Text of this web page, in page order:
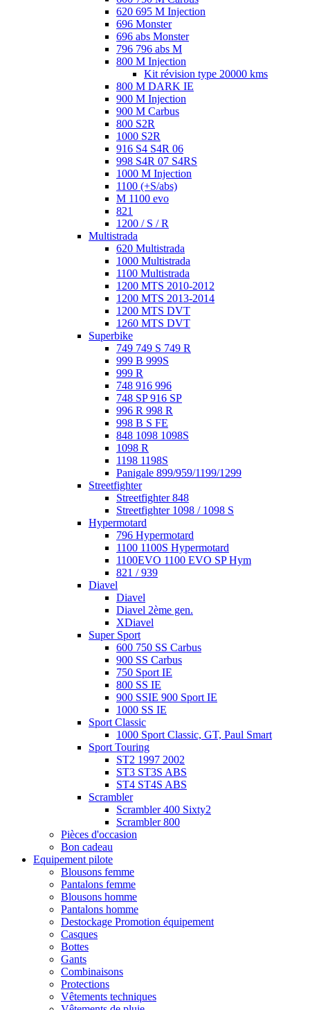
620 695 M Injection
696 Monster
696 abs Monster
796 796 abs M
800 M Injection
Kit révision type 20000 kms
800 M DARK IE
900 M Injection
900 M Carbus
800 S2R
1000 S2R
916 S4 S4R 06
998 S4R 07 S4RS
1000 M Injection
1100 (+S/abs)
M 1100 evo
821
1200 / S / R
Multistrada
620 Multistrada
1000 Multistrada
1100 Multistrada
1200 MTS 2010-2012
1200 MTS 2013-2014
1200 MTS DVT
1260 MTS DVT
Superbike
749 749 S 749 R
999 B 999S
999 R
748 916 996
748 SP 916 SP
996 R 998 R
998 B S FE
848 1098 1098S
1098 R
1198 1198S
Panigale 899/959/1199/1299
Streetfighter
Streetfighter 848
Streetfighter 1098 / 1098 S
Hypermotard
796 Hypermotard
1100 1100S Hypermotard
1100EVO 1100 EVO SP Hym
821 / 939
Diavel
Diavel
Diavel 2ème gen.
XDiavel
Super Sport
600 750 SS Carbus
900 SS Carbus
750 Sport IE
800 SS IE
900 SSIE 900 Sport IE
1000 SS IE
Sport Classic
1000 Sport Classic, GT, Paul Smart
Sport Touring
ST2 1997 2002
ST3 ST3S ABS
ST4 ST4S ABS
Scrambler
Scrambler 400 Sixty2
Scrambler 800
Pièces d'occasion
Bon cadeau
Equipement pilote
Blousons femme
Pantalons femme
Blousons homme
Pantalons homme
Destockage Promotion équipement
Casques
Bottes
Gants
Combinaisons
Protections
Vêtements techniques